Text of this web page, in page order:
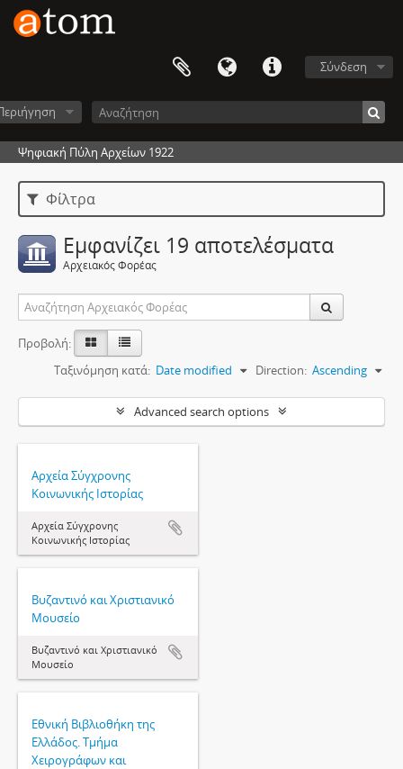
Σύνδεση
Ψηφιακή Πύλη Αρχείων 1922
Φίλτρα
Εμφανίζει 19 αποτελέσματα
Αρχειακός Φορέας
Προβολή:
Ταξινόμηση κατά: Date modified Direction: Ascending
Advanced search options
Αρχεία Σύγχρονης
Κοινωνικής Ιστορίας
Αρχεία Σύγχρονης
Κοινωνικής Ιστορίας
Βυζαντινό και Χριστιανικό
Μουσείο
Βυζαντινό και Χριστιανικό
Μουσείο
Εθνική Βιβλιοθήκη της
Ελλάδος. Τμήμα
Χειρογράφων και